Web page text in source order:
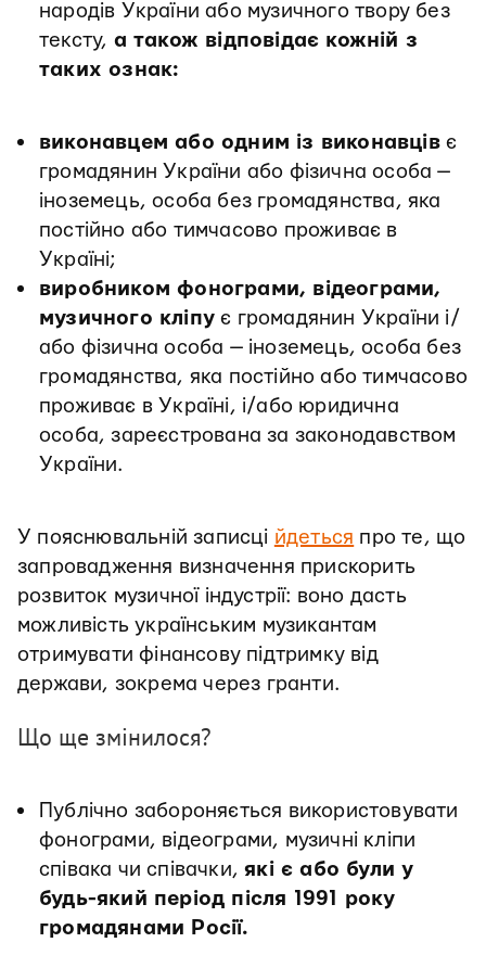
народів України або музичного твору без
тексту, а також відповідає кожній з
таких ознак:
виконавцем або одним із виконавцівє
громадянин України або фізична особа —
іноземець, особа без громадянства, яка
постійно або тимчасово проживає в
Україні;
виробником фонограми, відеограми,
музичного кліпу є громадянин України і/
або фізична особа — іноземець, особа без
громадянства, яка постійно або тимчасово
проживає в Україні, і/або юридична
особа, зареєстрована за законодавством
України.
У пояснювальній записці йдеться про те, що
запровадження визначення прискорить
розвиток музичної індустрії: воно дасть
можливість українським музикантам
отримувати фінансову підтримку від
держави, зокрема через гранти.
Що ще змінилося?
Публічно забороняється використовувати
фонограми, відеограми, музичні кліпи
співака чи співачки,які є або були у
будь-який період після 1991 року
громадянами Росії.